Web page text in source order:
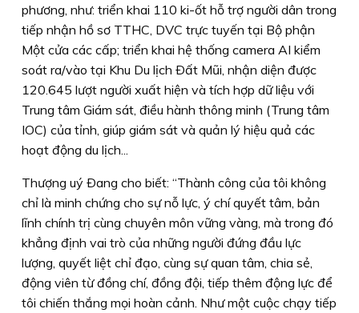
phương, như: triển khai 110 ki-ốt hỗ trợ người dân trong
tiếp nhận hồ sơ TTHC, DVC trực tuyến tại Bộ phận
Một cửa các cấp; triển khai hệ thống camera AI kiểm
soát ra/vào tại Khu Du lịch Ðất Mũi, nhận diện được
120.645 lượt người xuất hiện và tích hợp dữ liệu với
Trung tâm Giám sát, điều hành thông minh (Trung tâm
IOC) của tỉnh, giúp giám sát và quản lý hiệu quả các
hoạt động du lịch...
Thượng uý Ðang cho biết: “Thành công của tôi không
chỉ là minh chứng cho sự nỗ lực, ý chí quyết tâm, bản
lĩnh chính trị cùng chuyên môn vững vàng, mà trong đó
khẳng định vai trò của những người đứng đầu lực
lượng, quyết liệt chỉ đạo, cùng sự quan tâm, chia sẻ,
động viên từ đồng chí, đồng đội, tiếp thêm động lực để
tôi chiến thắng mọi hoàn cảnh. Như một cuộc chạy tiếp